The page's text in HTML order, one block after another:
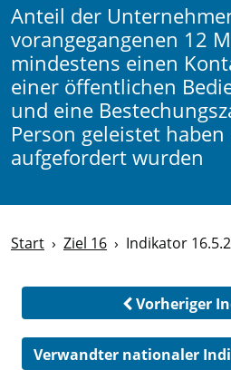
Anteil der
vorangegangenen 12
mindestens einen
einer öffentlichen
und eine
Person geleistet
aufgefordert wurden
Start Ziel 16 Indikator 16.5.2
Vorheriger
Verwandter nationaler